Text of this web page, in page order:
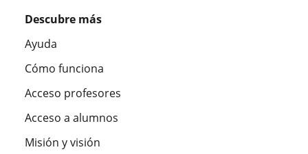
Descubre más
Ayuda
Cómo funciona
Acceso profesores
Acceso a alumnos
Misión y visión